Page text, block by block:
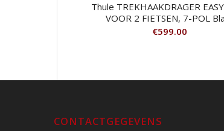
Thule TREKHAAKDRAGER
VOOR 2 FIETSEN, 7-POL
€599.00
CONTACTGEGEVENS